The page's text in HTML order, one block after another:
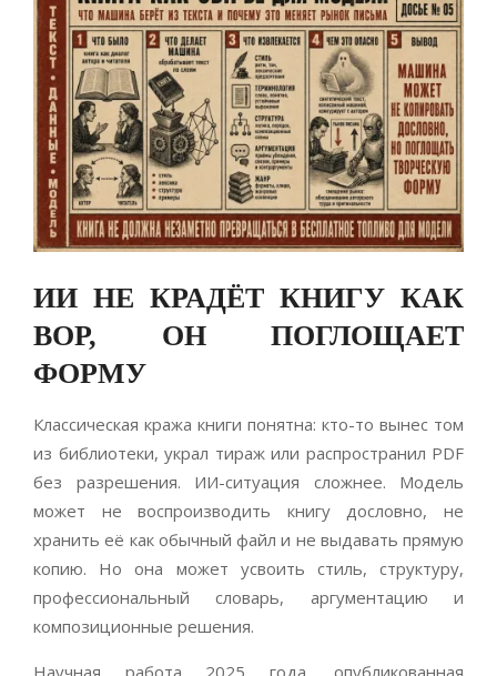
ИИ НЕ КРАДЁТ КНИГУ КАК
ВОР, ОН ПОГЛОЩАЕТ
ФОРМУ
Классическая кража книги понятна: кто-то вынес том
из библиотеки, украл тираж или распространил PDF
без разрешения. ИИ-ситуация сложнее. Модель
может не воспроизводить книгу дословно, не
хранить её как обычный файл и не выдавать прямую
копию. Но она может усвоить стиль, структуру,
профессиональный словарь, аргументацию и
композиционные решения.